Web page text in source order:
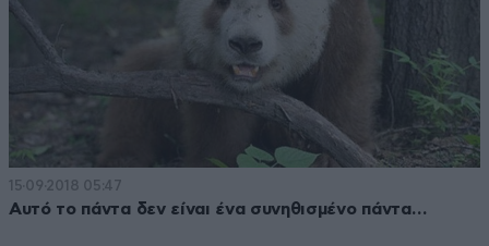
15·09·2018 05:47
Αυτό το πάντα δεν είναι ένα συνηθισμένο πάντα…